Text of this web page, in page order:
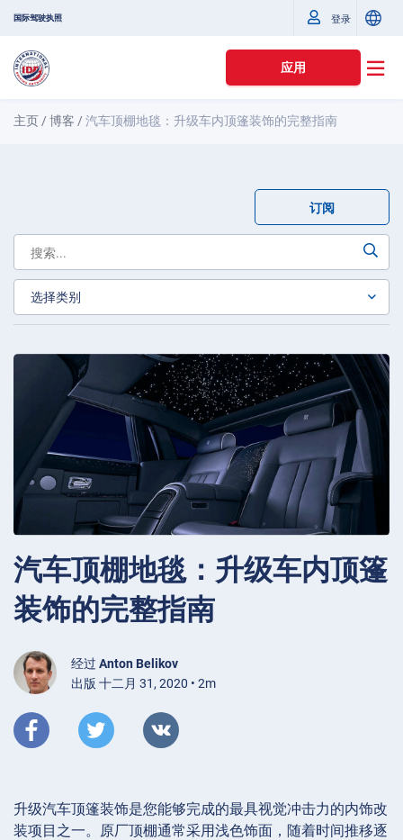
国际驾驶执照 登录
应用
主页 /博客 /汽车顶棚地毯：升级车内顶篷装饰的完整指南
订阅
汽车顶棚地毯：升级车内顶篷
装饰的完整指南
经过 Anton Belikov
出版 十二月 31, 2020 • 2m
升级汽车顶篷装饰是您能够完成的最具视觉冲击力的内饰改
装项目之一。原厂顶棚通常采用浅色饰面，随着时间推移逐